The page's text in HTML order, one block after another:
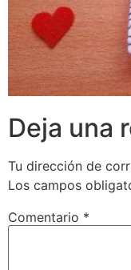
Deja una
Tu dirección de
Los campos
Comentario *